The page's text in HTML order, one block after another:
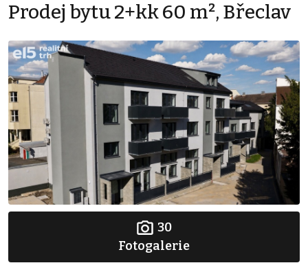
Prodej bytu 2+kk 60 m², Břeclav
30
Fotogalerie